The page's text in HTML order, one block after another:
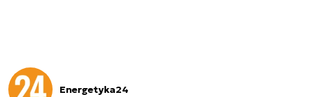
Energetyka24